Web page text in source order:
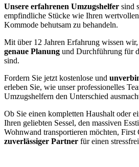
Unsere erfahrenen Umzugshelfer sind
empfindliche Stücke wie Ihren
Kommode behutsam zu behandeln.
Mit über 12 Jahren Erfahrung wissen
genaue Planung und Durchführung für
sind.
Fordern Sie jetzt kostenlose und
erleben Sie, wie unser professionelles
Umzugshelfern den Unterschied
Ob Sie einen kompletten Haushalt oder
Ihren geliebten Sessel, den massiven
Wohnwand transportieren möchten, First
zuverlässiger Partner für einen